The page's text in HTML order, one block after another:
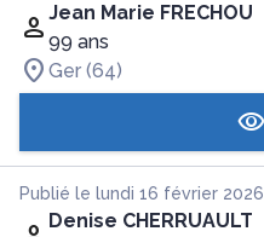
Jean Marie FRECHOU
99 ans
Ger (64)
Publié le lundi 16 février 2026
Denise CHERRUAULT